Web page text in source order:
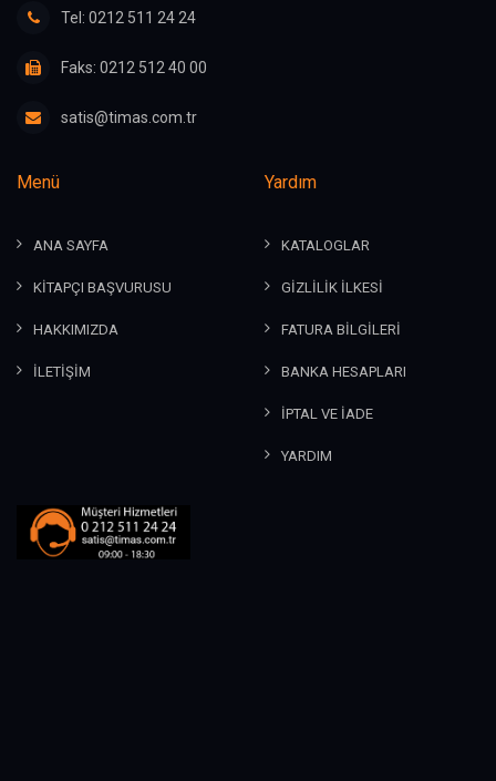
Tel: 0212 511 24 24
Faks: 0212 512 40 00
satis@timas.com.tr
Menü
ANA SAYFA
KİTAPÇI BAŞVURUSU
HAKKIMIZDA
İLETİŞİM
Yardım
KATALOGLAR
GİZLİLİK İLKESİ
FATURA BİLGİLERİ
BANKA HESAPLARI
İPTAL VE İADE
YARDIM